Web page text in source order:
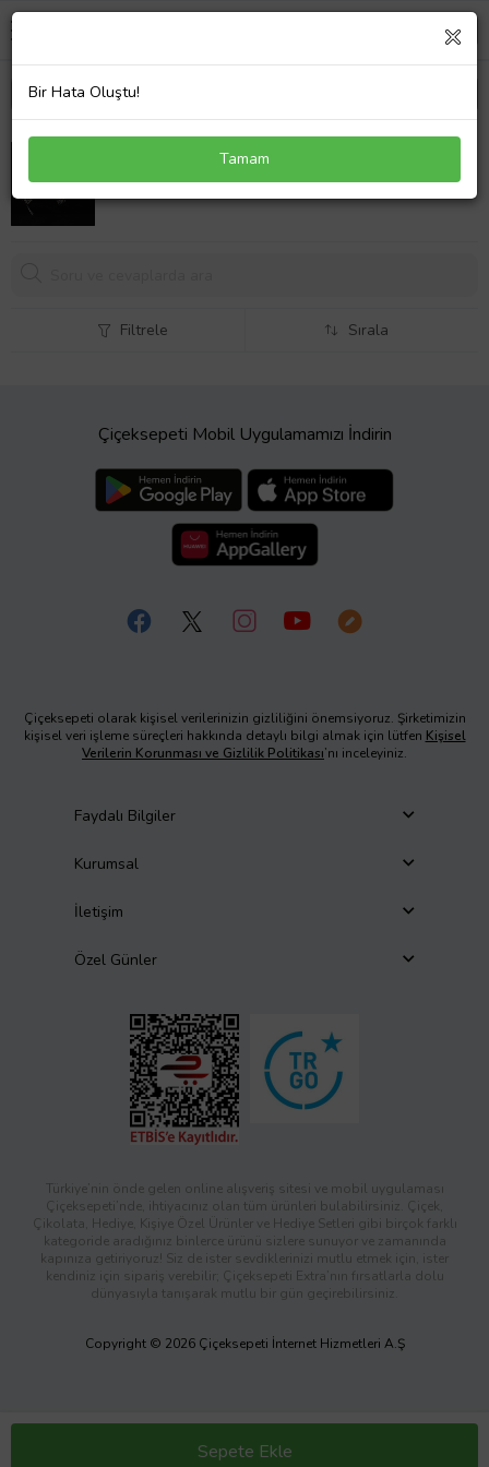
Chavin Taşlı Kraliçe Gelinlik Tacı Kına Düğün Tacı
851,99 TL
Sepete Ekle
Filtrele Sırala
Çiçeksepeti Mobil Uygulamamızı İndirin
Çiçeksepeti olarak kişisel verilerinizin gizliliğini önemsiyoruz. Şirketimizin
kişisel veri işleme süreçleri hakkında detaylı bilgi almak için lütfen Kişisel
Verilerin Korunması ve Gizlilik Politikası’nı inceleyiniz.
Faydalı Bilgiler
Kurumsal
İletişim
Özel Günler
Türkiye’nin önde gelen online alışveriş sitesi ve mobil uygulaması
Çiçeksepeti’nde, ihtiyacınız olan tüm ürünleri bulabilirsiniz. Çiçek,
Çikolata, Hediye, Kişiye Özel Ürünler ve Hediye Setleri gibi birçok farklı
kategoride aradığınız binlerce ürünü sizlere sunuyor ve zamanında
kapınıza getiriyoruz! Siz de ister sevdiklerinizi mutlu etmek için, ister
kendiniz için sipariş verebilir; Çiçeksepeti Extra’nın fırsatlarla dolu
dünyasıyla tanışarak mutlu bir gün geçirebilirsiniz.
Copyright © 2026 Çiçeksepeti İnternet Hizmetleri A.Ş
Bir Hata Oluştu!
Tamam